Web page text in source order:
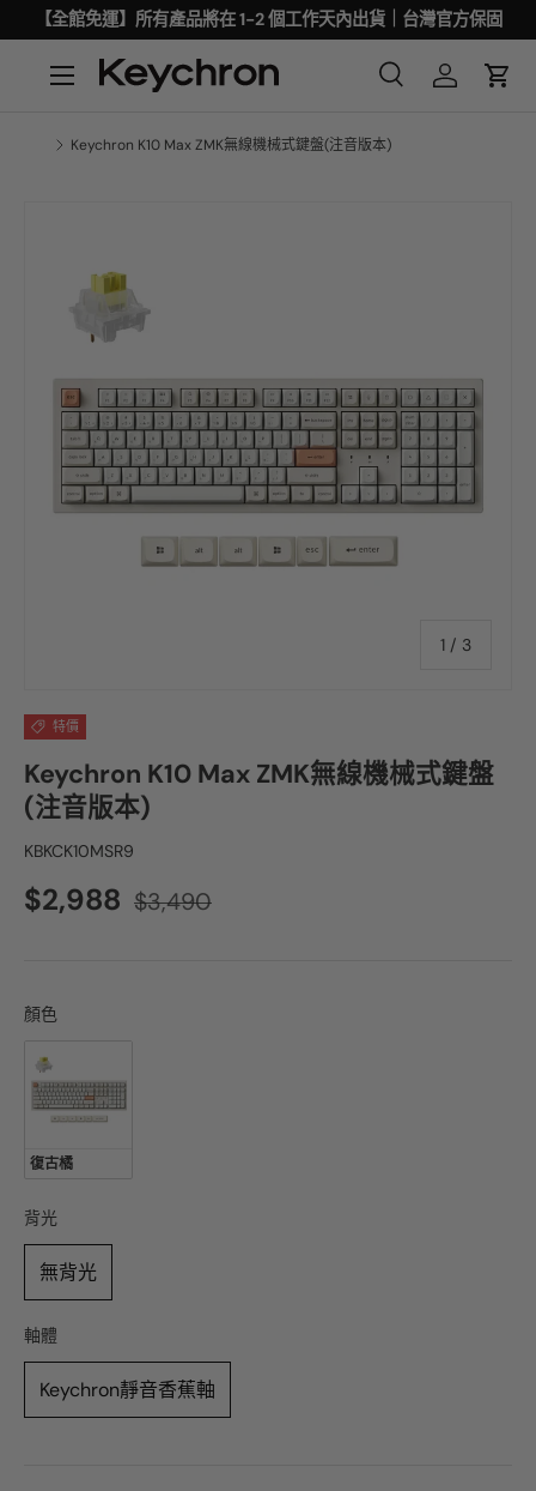
【全館免運】所有產品將在 1-2 個工作天內出貨｜台灣官方保固
Keychron K10 Max ZMK無線機械式鍵盤(注音版本)
1 / 3
特價
Keychron K10 Max ZMK無線機械式鍵盤
(注音版本)
KBKCK10MSR9
$2,988 $3,490
顏色顏色
復古橘
背光背光
無背光
軸體
Keychron靜音香蕉軸